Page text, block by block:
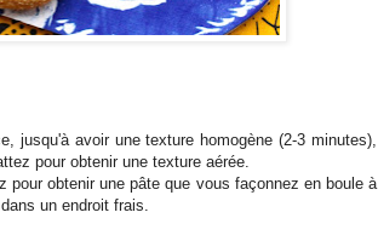
jusqu'à avoir une texture homogène (2-3 minutes),
pour obtenir une texture aérée.
obtenir une pâte que vous façonnez en boule à
un endroit frais.